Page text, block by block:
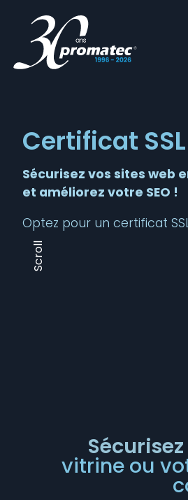
Certificat SSL
Sécurisez vos sites web
et améliorez votre SEO !
Optez pour un certificat
Scroll
Sécurisez
vitrine ou